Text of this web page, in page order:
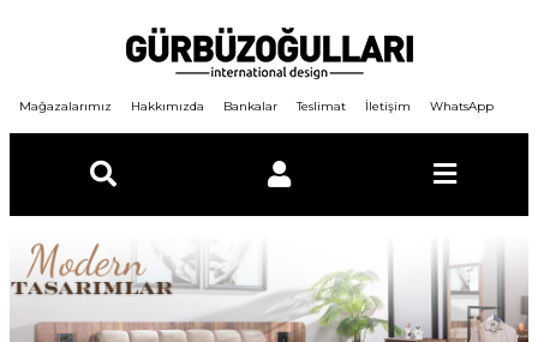
Mağazalarımız Hakkımızda Bankalar Teslimat İletişim WhatsApp
Şifre